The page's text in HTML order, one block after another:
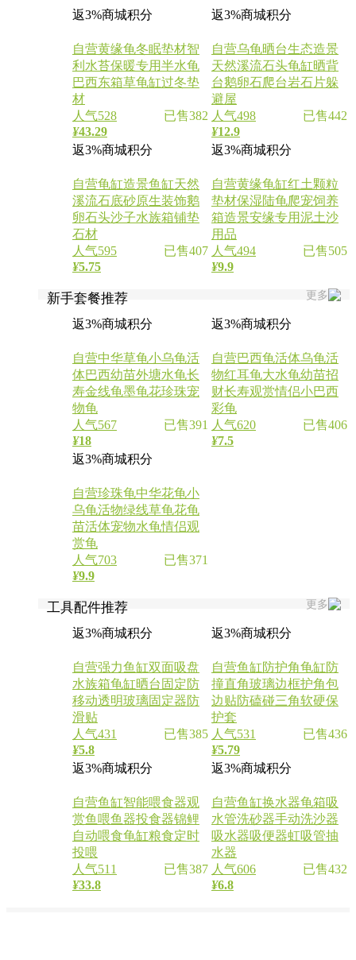
返3%商城积分 返3%商城积分
自营黄缘龟冬眠垫材智
利水苔保暖专用半水龟
巴西东箱草龟缸过冬垫
材
已售382
人气528
¥43.29
自营乌龟晒台生态造景
天然溪流石头龟缸晒背
台鹅卵石爬台岩石片躲
避屋
已售442
人气498
¥12.9
返3%商城积分
返3%商城积分
自营龟缸造景鱼缸天然
溪流石底砂原生装饰鹅
卵石头沙子水族箱铺垫
石材
已售407
人气595
¥5.75
自营黄缘龟缸红土颗粒
垫材保湿陆龟爬宠饲养
箱造景安缘专用泥土沙
用品
已售505
人气494
¥9.9
更多
新手套餐推荐
返3%商城积分 返3%商城积分
自营中华草龟小乌龟活
体巴西幼苗外塘水龟长
寿金线龟墨龟花珍珠宠
物龟
已售391
人气567
¥18
自营巴西龟活体乌龟活
物红耳龟大水龟幼苗招
财长寿观赏情侣小巴西
彩龟
已售406
人气620
¥7.5
返3%商城积分
自营珍珠龟中华花龟小
乌龟活物绿线草龟花龟
苗活体宠物水龟情侣观
赏龟
已售371
人气703
¥9.9
更多
工具配件推荐
返3%商城积分 返3%商城积分
自营强力鱼缸双面吸盘
水族箱龟缸晒台固定防
移动透明玻璃固定器防
滑贴
已售385
人气431
¥5.8
自营鱼缸防护角龟缸防
撞直角玻璃边框护角包
边贴防磕碰三角软硬保
护套
已售436
人气531
¥5.79
返3%商城积分
返3%商城积分
自营鱼缸智能喂食器观
赏鱼喂鱼器投食器锦鲤
自动喂食龟缸粮食定时
投喂
已售387
人气511
¥33.8
自营鱼缸换水器龟箱吸
水管洗砂器手动洗沙器
吸水器吸便器虹吸管抽
水器
已售432
人气606
¥6.8